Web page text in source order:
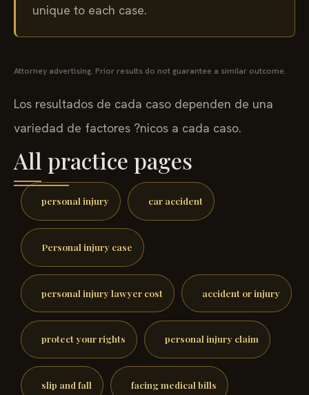
unique to each case.
Attorney advertising. Prior results do not guarantee a similar outcome.
Los resultados de cada caso dependen de una
variedad de factores ?nicos a cada caso.
All practice pages
personal injury car accident
Personal injury case
personal injury lawyer cost accident or injury
protect your rights personal injury claim
slip and fall facing medical bills